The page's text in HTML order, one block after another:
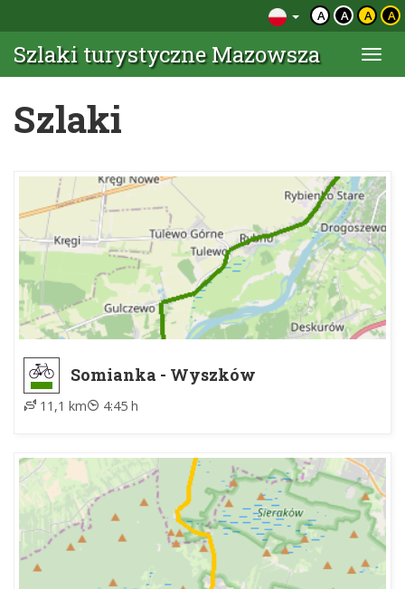
A A A A
Szlaki turystyczne Mazowsza
Szlaki
Somianka - Wyszków
11,1 km 4:45 h